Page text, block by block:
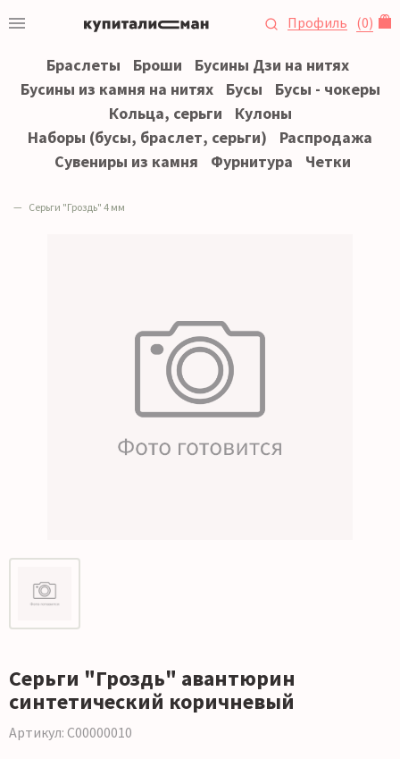
Профиль (0)
Браслеты Броши
Бусины Дзи на нитях
Бусины из камня на нитях
Бусы
Бусы - чокеры
Кольца, серьги
Кулоны
Наборы (бусы, браслет, серьги)
Распродажа
Сувениры из камня
Фурнитура Четки
Серьги "Гроздь" 4 мм
Серьги "Гроздь" авантюрин
синтетический коричневый
Артикул: С00000010